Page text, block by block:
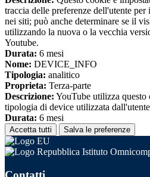
traccia delle preferenze dell'utente
nei siti; può anche determinare se il
utilizzando la nuova o la vecchia
Youtube.
Durata: 6 mesi
Nome: DEVICE_INFO
Tipologia: analitico
Proprieta: Terza-parte
Descrizione: YouTube utilizza
tipologia di device utilizzata
Durata: 6 mesi
Accetta tutti Salva le preferenze
Istituto